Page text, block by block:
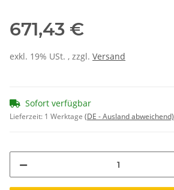
671,43 €
exkl. 19% USt. , zzgl. Versand
Sofort verfügbar
Lieferzeit: 1 Werktage (DE - Ausland abweichend)